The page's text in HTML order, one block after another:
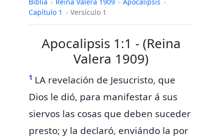
Capítulo 1 » Versículo 1
Apocalipsis 1:1 - (Reina
Valera 1909)
1 LA revelación de Jesucristo, que
Dios le dió, para manifestar á sus
siervos las cosas que deben suceder
presto; y la declaró, enviándo la por